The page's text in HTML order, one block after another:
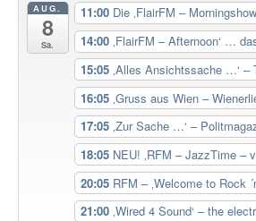
AUG.
8
Sa.
11:00 Die ‚FlairFM –
14:00 ‚FlairFM – Afternoon‘ …
15:05 ‚Alles Ansichtssache …‘ –
16:05 ‚Gruss aus Wien –
17:05 ‚Zur Sache …‘ –
18:05 NEU! ‚RFM – JazzTime –
20:05 RFM – ‚Welcome to Rock
21:00 ‚Wired 4 Sound‘ – the